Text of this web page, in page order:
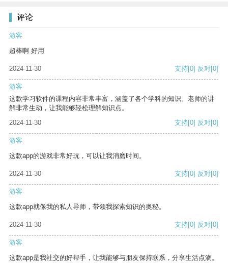
评论
游客
超棒啊 好用
2024-11-30 支持[0] 反对[0]
游客
这款学习软件的课程内容非常丰富，涵盖了各个学科的知识。老师的讲
解非常生动，让我能够轻松理解知识点。
2024-11-30
支持[0] 反对[0]
游客
这款app的游戏非常好玩，可以让我消磨时间。
2024-11-30 支持[0] 反对[0]
游客
这款app就像我的私人导师，带领我探索知识的奥秘。
2024-11-30 支持[0] 反对[0]
游客
这款app是我社交的好帮手，让我能够与朋友保持联系，分享生活点滴。